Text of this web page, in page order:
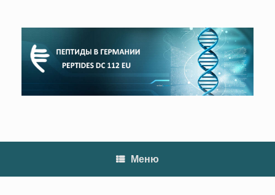
содержанию
Меню